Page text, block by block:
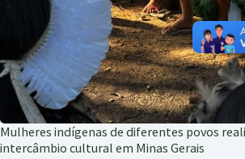
Mulheres indígenas de diferentes povos
intercâmbio cultural em Minas Gerais